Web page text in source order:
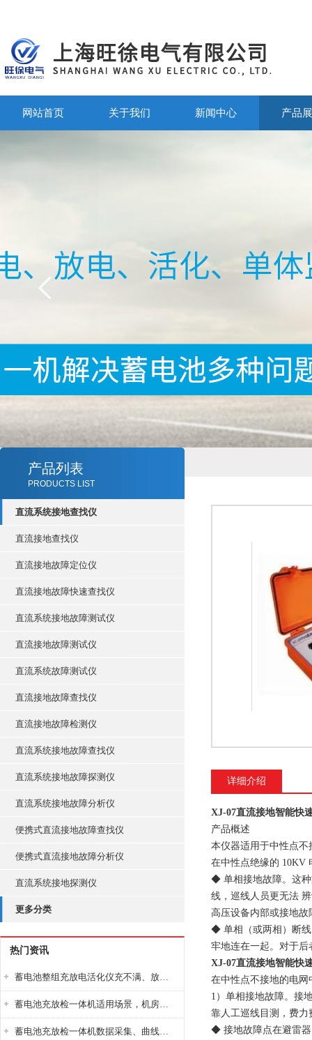
网站首页 关于我们 新闻中心 产品
产品列表
PRODUCTS LIST
直流系统接地查找仪
直流接地查找仪
直流接地故障定位仪
直流接地故障快速查找仪
直流系统接地故障测试仪
直流接地故障测试仪
直流系统故障测试仪
直流接地故障查找仪
直流接地故障检测仪
直流系统接地故障查找仪
直流系统接地故障探测仪
直流系统接地故障分析仪
便携式直流接地故障查找仪
便携式直流接地故障分析仪
直流系统接地探测仪
更多分类
热门资讯
蓄电池整组充放电活化仪充不满、放不完怎么办？
蓄电池充放检一体机适用场景，机房基站变电站铅酸蓄电池维护检测应用
蓄电池充放检一体机数据采集、曲线分析与电池健康状态智能评估功能详解
详细介绍
XJ-07直流接地智能快
产品概述
本仪器适用于中性点不
在中性点绝缘的 10KV
◆ 单相接地故障。这种
线，巡线人员更无法
高压设备内部或接地
◆ 单相（或两相）断线
牢地连在一起。对于
XJ-07直流接地智能快
在中性点不接地的电
1）单相接地故障。接
靠人工巡线目测，费
◆ 接地故障点在避雷